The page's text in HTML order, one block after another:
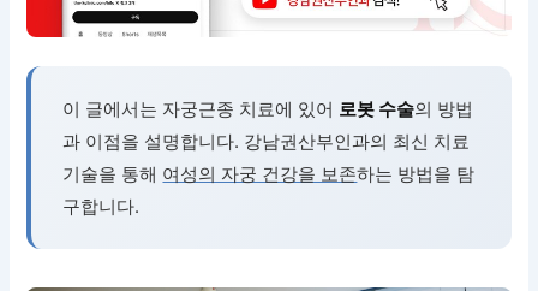
이 글에서는 자궁근종 치료에 있어 로봇 수술의 방법
과 이점을 설명합니다. 강남권산부인과의 최신 치료
기술을 통해 여성의 자궁 건강을 보존하는 방법을 탐
구합니다.